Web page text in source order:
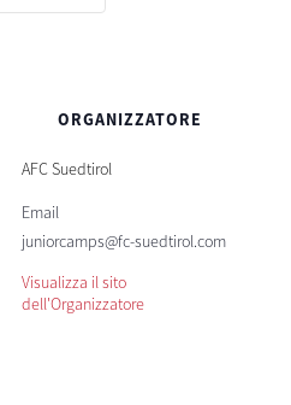
ORGANIZZATORE
AFC Suedtirol
Email
juniorcamps@fc-suedtirol.com
Visualizza il sito
dell'Organizzatore